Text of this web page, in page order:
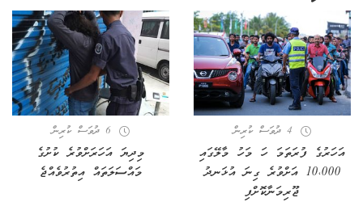
4 ދުވަސް ކުރިން
އަހަރުގެ ފުރަތަމަ ހަ މަހު މާލޭގައި
10،000 އަށްވުރެ ގިނަ އުޅަނދު
ޖޫރިމަނާކޮށްފި
6 ދުވަސް ކުރިން
މިދިޔަ އަހަރަށްވުރެ ކުށުގެ
މައްސަލަތައް އިތުރުވެއްޖެ